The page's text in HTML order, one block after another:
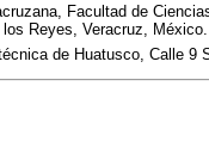
Facultad de
Reyes, Veracruz, México.
de Huatusco, Calle 9